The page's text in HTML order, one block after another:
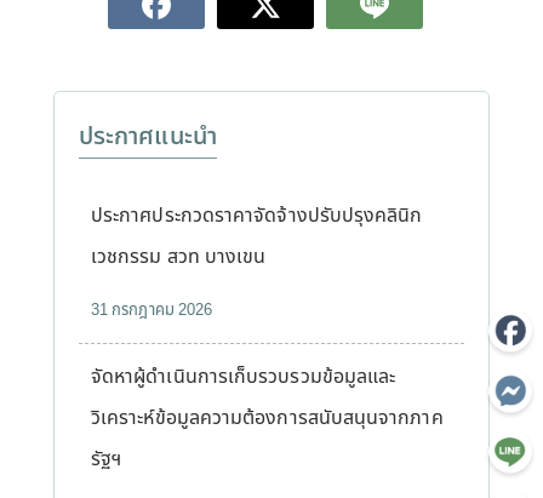
ประกาศแนะนำ
ประกาศประกวดราคาจัดจ้างปรับปรุงคลินิก
เวชกรรม สวท บางเขน
31 กรกฎาคม 2026
จัดหาผู้ดำเนินการเก็บรวบรวมข้อมูลและ
วิเคราะห์ข้อมูลความต้องการสนับสนุนจากภาค
รัฐฯ